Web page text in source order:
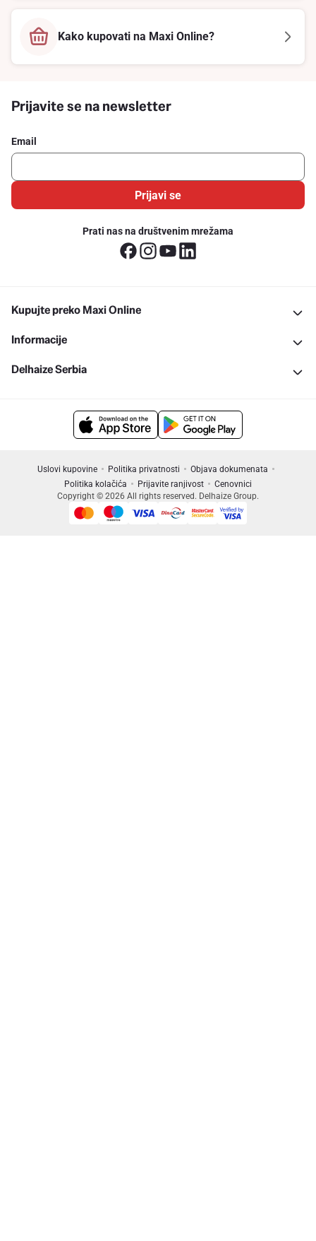
Kako kupovati na Maxi Online?
Prijavite se na newsletter
Email
Prijavi se
Prati nas na društvenim mrežama
Kupujte preko Maxi Online
Informacije
Delhaize Serbia
Uslovi kupovine Politika privatnosti
Objava dokumenata
Politika kolačića
Prijavite ranjivost
Cenovnici
Copyright © 2026 All rights reserved. Delhaize Group.